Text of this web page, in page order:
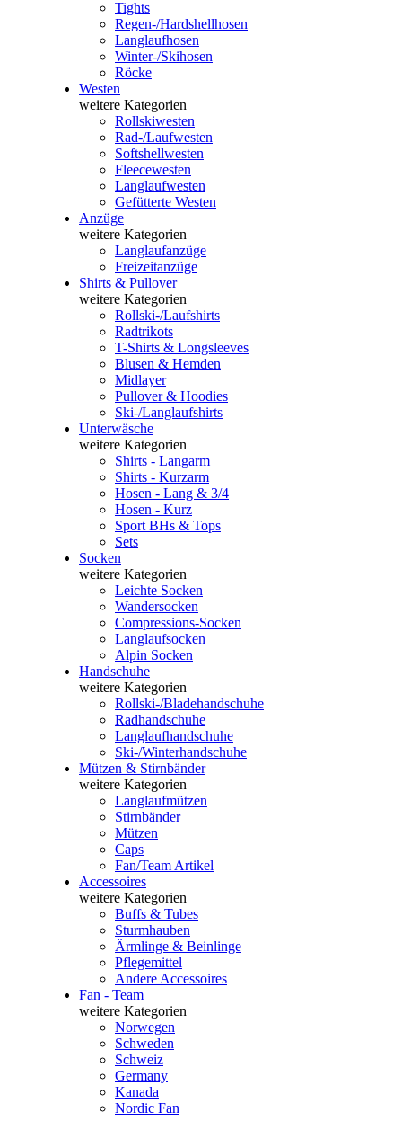
Tights
Regen-/Hardshellhosen
Langlaufhosen
Winter-/Skihosen
Röcke
Westen
weitere Kategorien
Rollskiwesten
Rad-/Laufwesten
Softshellwesten
Fleecewesten
Langlaufwesten
Gefütterte Westen
Anzüge
weitere Kategorien
Langlaufanzüge
Freizeitanzüge
Shirts & Pullover
weitere Kategorien
Rollski-/Laufshirts
Radtrikots
T-Shirts & Longsleeves
Blusen & Hemden
Midlayer
Pullover & Hoodies
Ski-/Langlaufshirts
Unterwäsche
weitere Kategorien
Shirts - Langarm
Shirts - Kurzarm
Hosen - Lang & 3/4
Hosen - Kurz
Sport BHs & Tops
Sets
Socken
weitere Kategorien
Leichte Socken
Wandersocken
Compressions-Socken
Langlaufsocken
Alpin Socken
Handschuhe
weitere Kategorien
Rollski-/Bladehandschuhe
Radhandschuhe
Langlaufhandschuhe
Ski-/Winterhandschuhe
Mützen & Stirnbänder
weitere Kategorien
Langlaufmützen
Stirnbänder
Mützen
Caps
Fan/Team Artikel
Accessoires
weitere Kategorien
Buffs & Tubes
Sturmhauben
Ärmlinge & Beinlinge
Pflegemittel
Andere Accessoires
Fan - Team
weitere Kategorien
Norwegen
Schweden
Schweiz
Germany
Kanada
Nordic Fan